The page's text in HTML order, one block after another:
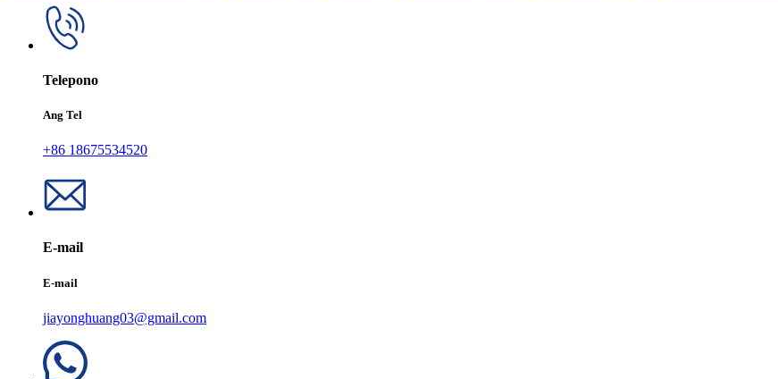
Telepono
Ang Tel
+86 18675534520
E-mail
E-mail
jiayonghuang03@gmail.com